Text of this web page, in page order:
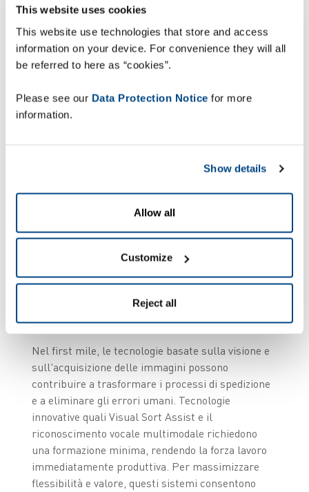
This website uses cookies
This website use technologies that store and access
information on your device. For convenience they will all
be referred to here as “cookies”.
Please see our Data Protection Notice for more
information.
Show details
Allow all
Customize
Reject all
sempre più a migliorare l'efficienza e la
sostenibilità nel processo di evasione degli ordini,
queste soluzioni sono ancora agli albori e
comportano un investimento significativo. Oggi, le
apportare modifiche in grado di garantire
rapidamente i livelli di flessibilità e le possibilità
farlo nel modo più efficiente possibile. Devono
sfruttando tecnologie che ottimizzino i processi
critici, per massimizzare la flessibilità del
modello logistico e per potere espandere o
Cambio di volto nel
Nel first mile, le tecnologie basate sulla visione e
sull'acquisizione delle immagini possono
contribuire a trasformare i processi di spedizione
e a eliminare gli errori umani. Tecnologie
innovative quali Visual Sort Assist e il
riconoscimento vocale multimodale richiedono
una formazione minima, rendendo la forza lavoro
immediatamente produttiva. Per massimizzare
flessibilità e valore, questi sistemi consentono